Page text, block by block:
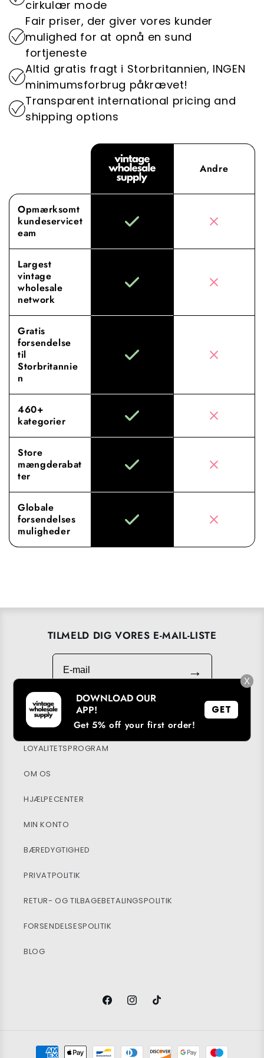
miljøpåvirkning.
vintage-engrostøj.
Oplev forskellen med Vintage Wholesale
Supply, hvor vores dedikation til overlegne
indkøb og service løfter din engrosoplevelse til
nye højder.
cirkulær mode
Fair priser, der giver vores kunder
mulighed for at opnå en sund
fortjeneste
Altid gratis fragt i Storbritannien, INGEN
minimumsforbrug påkrævet!
Transparent international pricing and
shipping options
Andre
Opmærksomt
kundeservicet
eam
Largest
vintage
wholesale
network
Gratis
forsendelse
til
Storbritannie
n
460+
kategorier
Store
mængderabat
ter
Globale
forsendelses
muligheder
TILMELD DIG VORES E-MAIL-LISTE
E-mail
→
DOWNLOAD VORES APP
LOYALITETSPROGRAM
OM OS
HJÆLPECENTER
MIN KONTO
BÆREDYGTIGHED
PRIVATPOLITIK
RETUR- OG TILBAGEBETALINGSPOLITIK
FORSENDELSESPOLITIK
BLOG
FacebookInstagramTikTok
Betalingsmetoder
X
DOWNLOAD OUR
APP!
Get 5% off your first order!
GET